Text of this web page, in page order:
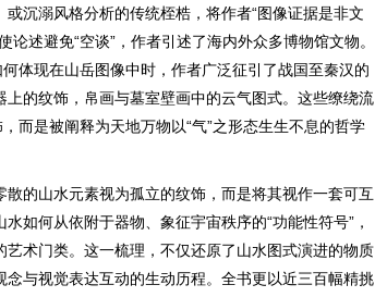
沉溺风格分析的传统桎梏，将作者“图像证据是非文
论述避免“空谈”，作者引述了海内外众多博物馆文物。
体现在山岳图像中时，作者广泛征引了战国至秦汉的
上的纹饰，帛画与墓室壁画中的云气图式。这些缭绕流
而是被阐释为天地万物以“气”之形态生生不息的哲学
的山水元素视为孤立的纹饰，而是将其视作一套可互
如何从依附于器物、象征宇宙秩序的“功能性符号”，
艺术门类。这一梳理，不仅还原了山水图式演进的物质
念与视觉表达互动的生动历程。全书更以近三百幅精挑